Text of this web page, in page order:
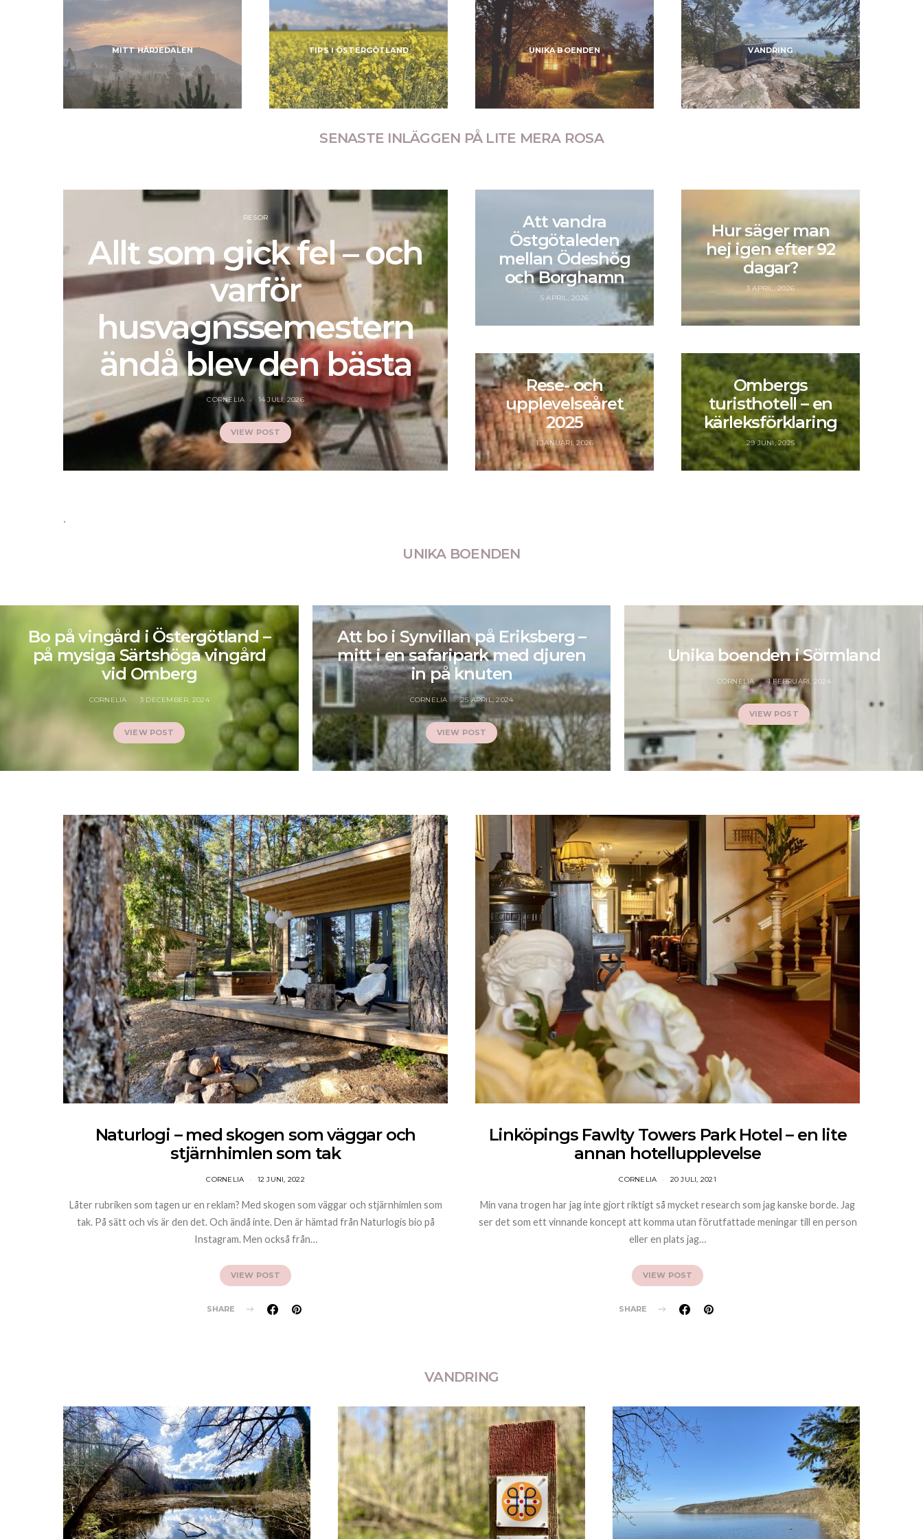
MITT HÄRJEDALEN TIPS I ÖSTERGÖTLAND UNIKA BOENDEN VANDRING
SENASTE INLÄGGEN PÅ LITE MERA ROSA
RESOR
Allt som gick fel – och
varför
husvagnssemestern
ändå blev den bästa
CORNELIA 14 JULI, 2026
VIEW POST
Att vandra
Östgötaleden
mellan Ödeshög
och Borghamn
5 APRIL, 2026
Hur säger man
hej igen efter 92
dagar?
3 APRIL, 2026
Rese- och
upplevelseåret
2025
1 JANUARI, 2026
Ombergs
turisthotell – en
kärleksförklaring
29 JUNI, 2025
.
UNIKA BOENDEN
Bo på vingård i Östergötland –
på mysiga Särtshöga vingård
vid Omberg
CORNELIA 3 DECEMBER, 2024
VIEW POST
Att bo i Synvillan på Eriksberg –
mitt i en safaripark med djuren
in på knuten
CORNELIA 25 APRIL, 2024
VIEW POST
Unika boenden i Sörmland
CORNELIA 1 FEBRUARI, 2024
VIEW POST
Naturlogi – med skogen som väggar och
stjärnhimlen som tak
CORNELIA 12 JUNI, 2022
Låter rubriken som tagen ur en reklam? Med skogen som väggar och stjärnhimlen som
tak. På sätt och vis är den det. Och ändå inte. Den är hämtad från Naturlogis bio på
Instagram. Men också från…
VIEW POST
SHARE
Linköpings Fawlty Towers Park Hotel – en lite
annan hotellupplevelse
CORNELIA 20 JULI, 2021
Min vana trogen har jag inte gjort riktigt så mycket research som jag kanske borde. Jag
ser det som ett vinnande koncept att komma utan förutfattade meningar till en person
eller en plats jag…
VIEW POST
SHARE
VANDRING